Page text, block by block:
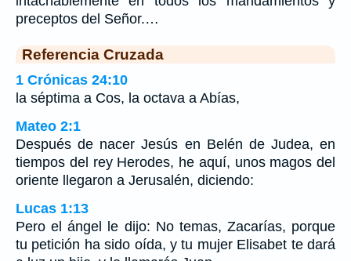
preceptos del Señor.…
Referencia Cruzada
1 Crónicas 24:10
la séptima a Cos, la octava a Abías,
Mateo 2:1
Después de nacer Jesús en Belén de Judea, en
tiempos del rey Herodes, he aquí, unos magos del
oriente llegaron a Jerusalén, diciendo:
Lucas 1:13
Pero el ángel le dijo: No temas, Zacarías, porque
tu petición ha sido oída, y tu mujer Elisabet te dará